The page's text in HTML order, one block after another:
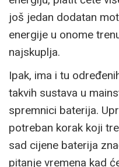
još jedan dodatan
energije u onome
najskuplja.
Ipak, ima i tu
takvih sustava u
spremnici baterija.
potreban korak koji
sad cijene baterija
pitanje vremena kad